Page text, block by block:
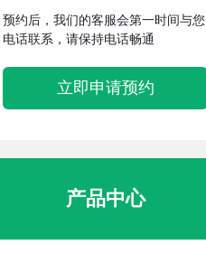
预约后，我们的客服会第一时间与您
电话联系，请保持电话畅通
立即申请预约
产品中心